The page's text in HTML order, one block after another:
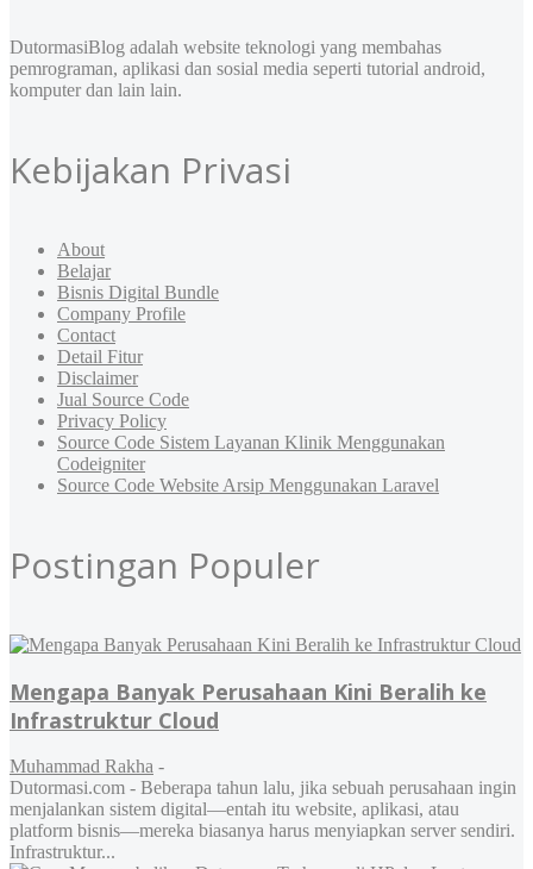
DutormasiBlog adalah website teknologi yang membahas
pemrograman, aplikasi dan sosial media seperti tutorial android,
komputer dan lain lain.
Kebijakan Privasi
About
Belajar
Bisnis Digital Bundle
Company Profile
Contact
Detail Fitur
Disclaimer
Jual Source Code
Privacy Policy
Source Code Sistem Layanan Klinik Menggunakan
Codeigniter
Source Code Website Arsip Menggunakan Laravel
Postingan Populer
Mengapa Banyak Perusahaan Kini Beralih ke
Infrastruktur Cloud
Muhammad Rakha -
Dutormasi.com - Beberapa tahun lalu, jika sebuah perusahaan ingin
menjalankan sistem digital—entah itu website, aplikasi, atau
platform bisnis—mereka biasanya harus menyiapkan server sendiri.
Infrastruktur...